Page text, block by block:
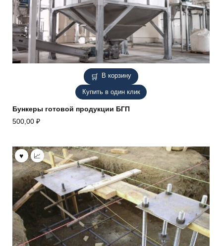
В корзину
Купить в один клик
Бункеры готовой продукции БГП
500,00 ₽